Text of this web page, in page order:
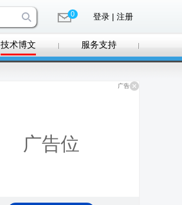
0 登录 | 注册
技术博文 服务支持
广告
广告位